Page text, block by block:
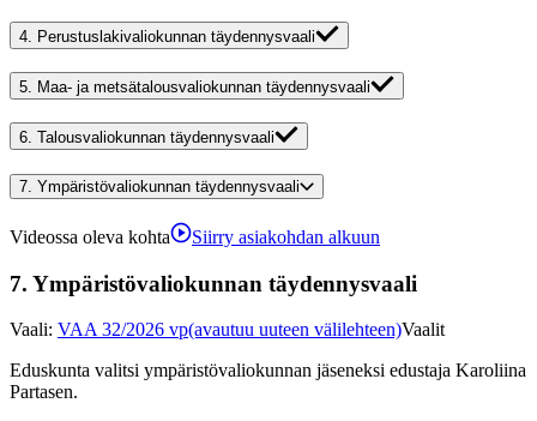
4. Perustuslakivaliokunnan täydennysvaali
5. Maa- ja metsätalousvaliokunnan täydennysvaali
6. Talousvaliokunnan täydennysvaali
7. Ympäristövaliokunnan täydennysvaali
Videossa oleva kohta Siirry asiakohdan alkuun
7. Ympäristövaliokunnan täydennysvaali
Vaali: VAA 32/2026 vp(avautuu uuteen välilehteen)Vaalit
Eduskunta valitsi ympäristövaliokunnan jäseneksi edustaja Karoliina
Partasen.